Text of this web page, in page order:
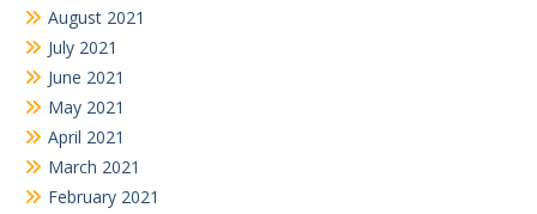
August 2021
July 2021
June 2021
May 2021
April 2021
March 2021
February 2021